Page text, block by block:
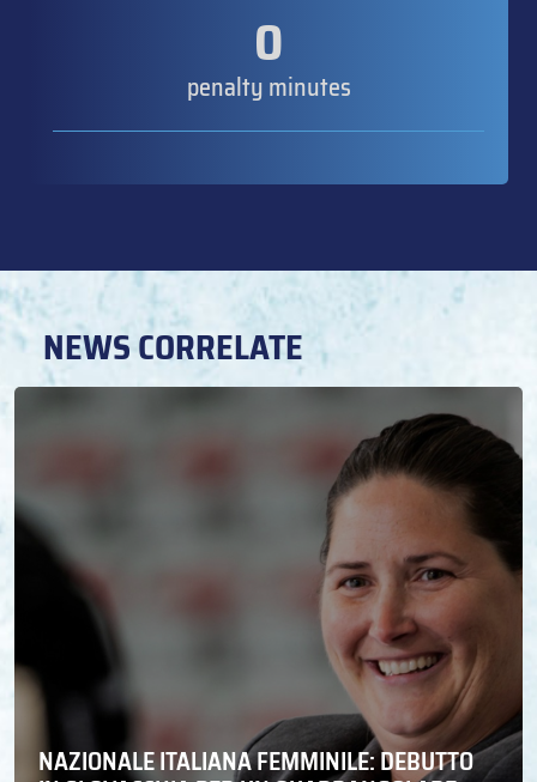
0
penalty minutes
NEWS CORRELATE
NAZIONALE ITALIANA FEMMINILE: DEBUTTO